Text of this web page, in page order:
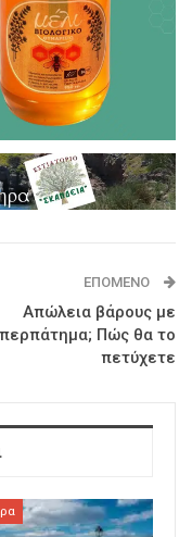
ΕΠΌΜΕΝΟ
Απώλεια βάρους με
περπάτημα; Πώς θα το
πετύχετε